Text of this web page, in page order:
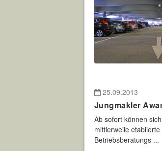
25.09.2013
Jungmakler
Ab sofort können
mittlerweile
Betriebsberatungs ...